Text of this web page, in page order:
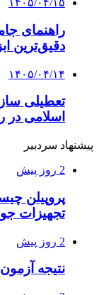
۱۴۰۵/۰۴/۱۵
راهنمای
دقیق‌ترین
۱۴۰۵/۰۴/۱۴
تعطیلی
اسلامی در
پیشنهاد سردبیر
2 روز پیش
پروپیلن
تجهیزات
2 روز پیش
نتیجه آزمون